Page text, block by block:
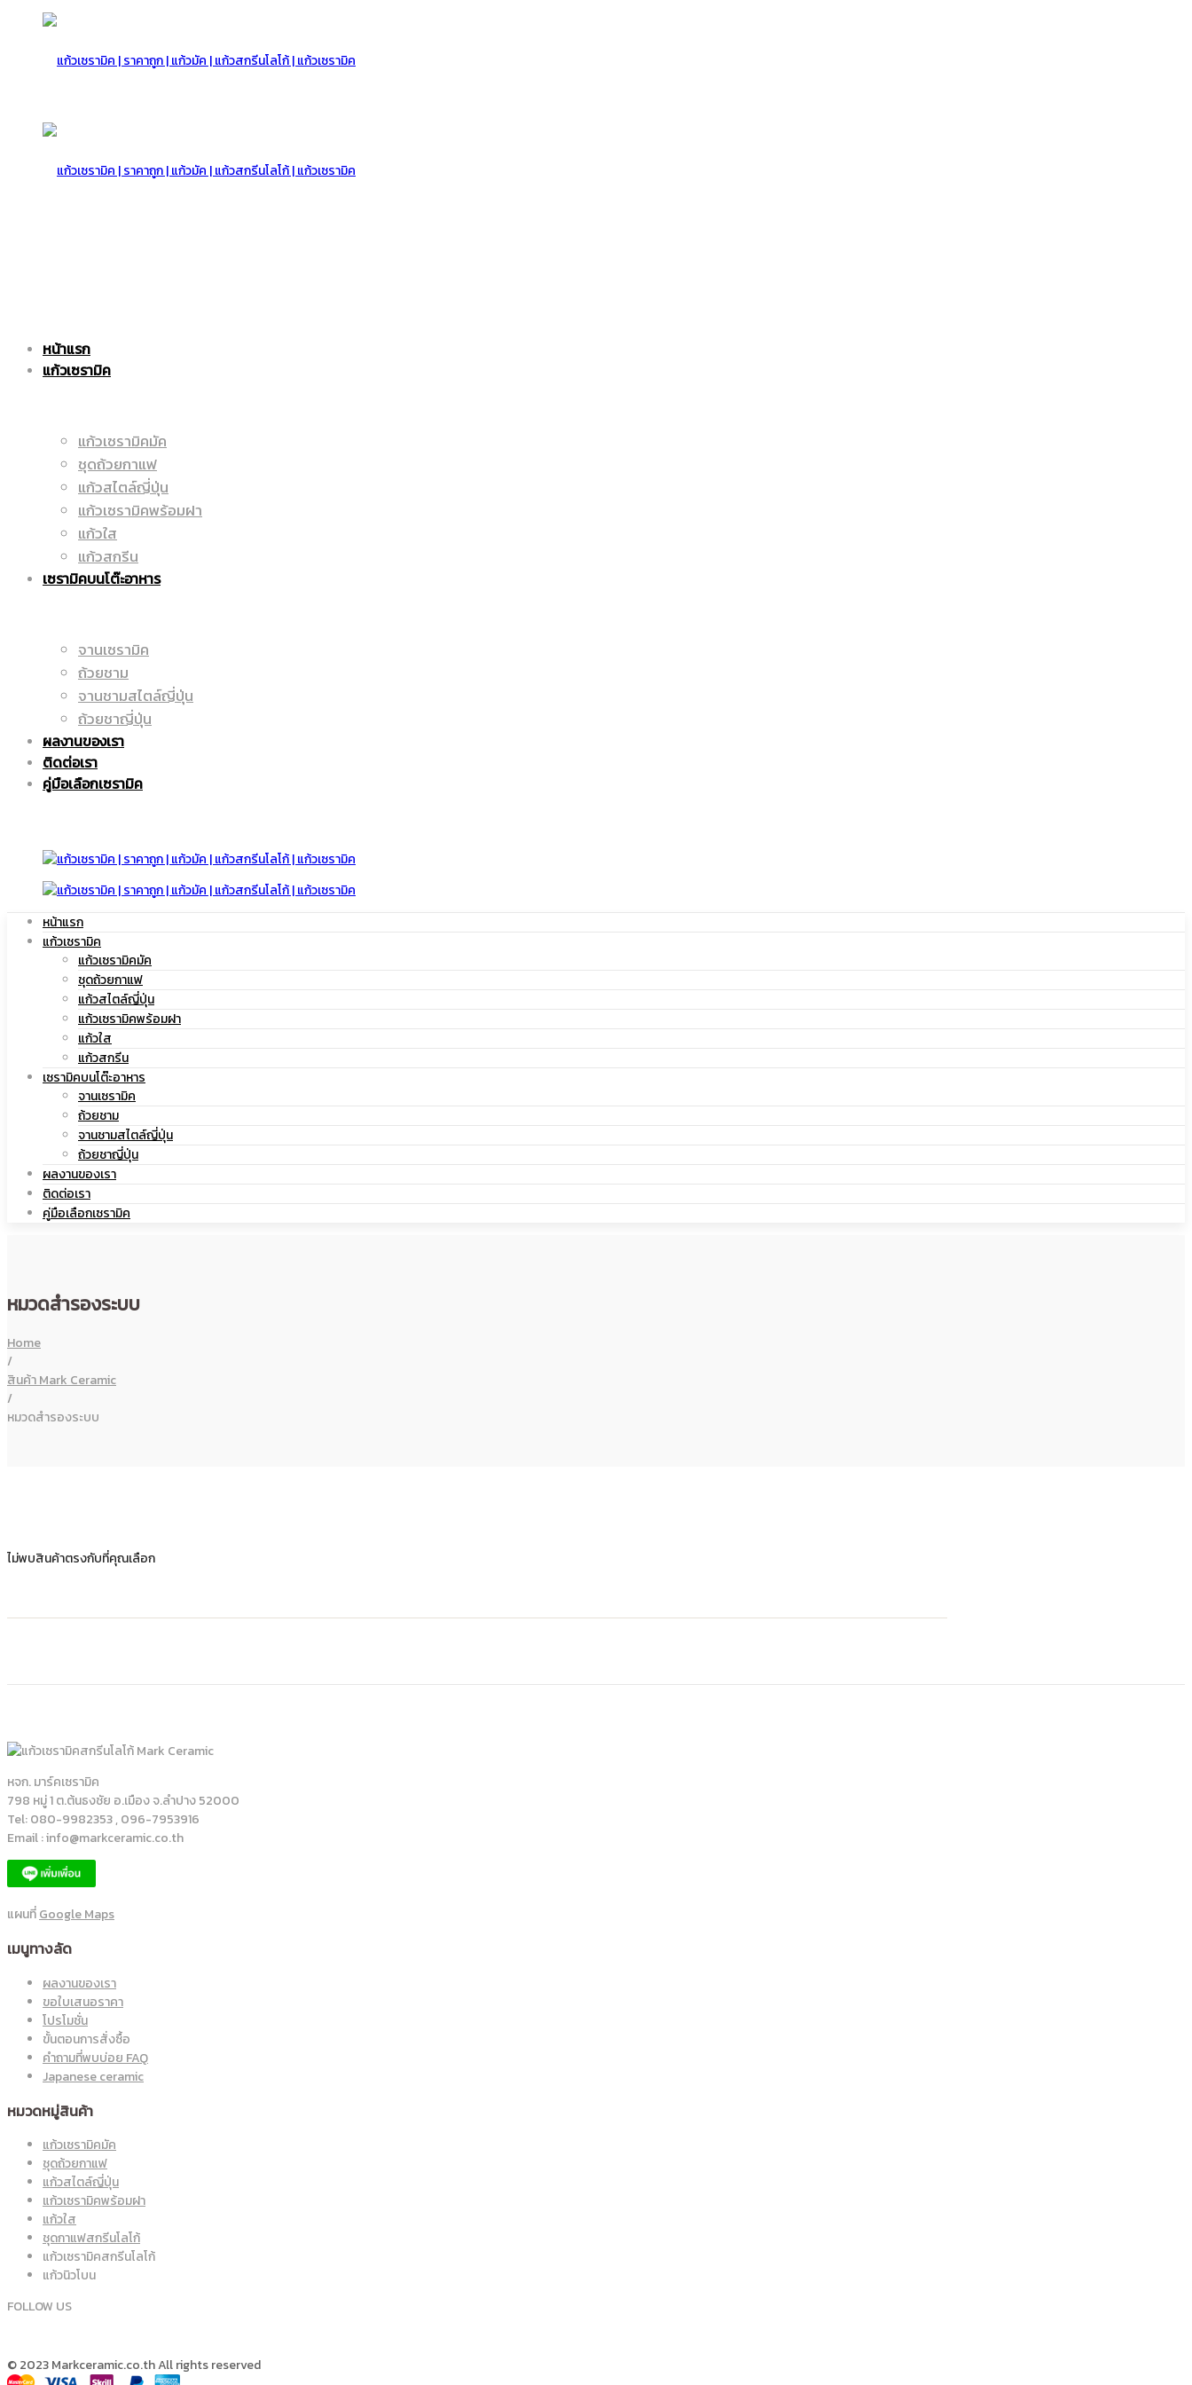
|
ราคา
แก้ว
|
สกรีน
แก้ว
เซรามิค
ราคา
|
แก้ว
มัค
หน้าแรก
แก้วเซรามิค
แก้วเซรามิคมัค
ชุดถ้วยกาแฟ
แก้วสไตล์ญี่ปุ่น
แก้วเซรามิคพร้อมฝา
แก้วใส
แก้วสกรีน
เซรามิคบนโต๊ะอาหาร
จานเซรามิค
ถ้วยชาม
จานชามสไตล์ญี่ปุ่น
ถ้วยชาญี่ปุ่น
ผลงานของเรา
ติดต่อเรา
คู่มือเลือกเซรามิค
หน้าแรก
แก้วเซรามิค
แก้วเซรามิคมัค
ชุดถ้วยกาแฟ
แก้วสไตล์ญี่ปุ่น
แก้วเซรามิคพร้อมฝา
แก้วใส
แก้วสกรีน
เซรามิคบนโต๊ะอาหาร
จานเซรามิค
ถ้วยชาม
จานชามสไตล์ญี่ปุ่น
ถ้วยชาญี่ปุ่น
ผลงานของเรา
ติดต่อเรา
คู่มือเลือกเซรามิค
หมวดสำรองระบบ
Home
/
สินค้า Mark Ceramic
/
หมวดสำรองระบบ
ไม่พบสินค้าตรงกับที่คุณเลือก
หจก. มาร์คเซรามิค
798 หมู่ 1 ต.ต้นธงชัย อ.เมือง จ.ลำปาง 52000
Tel: 080-9982353 , 096-7953916
Email : info@markceramic.co.th
แผนที่Google Maps
เมนูทางลัด
ผลงานของเรา
ขอใบเสนอราคา
โปรโมชั่น
ขั้นตอนการสั่งซื้อ
คำถามที่พบบ่อย FAQ
Japanese ceramic
หมวดหมู่สินค้า
แก้วเซรามิคมัค
ชุดถ้วยกาแฟ
แก้วสไตล์ญี่ปุ่น
แก้วเซรามิคพร้อมฝา
แก้วใส
ชุดกาแฟสกรีนโลโก้
แก้วเซรามิคสกรีนโลโก้
แก้วนิวโบน
FOLLOW US
© 2023 Markceramic.co.th All rights reserved